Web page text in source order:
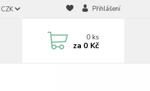
CZK Přihlášení
0ks
za 0 Kč